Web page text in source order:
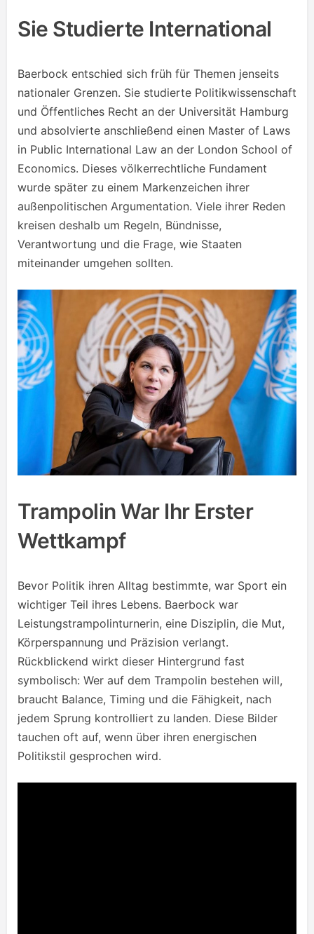
Sie Studierte International
Baerbock entschied sich früh für Themen jenseits
nationaler Grenzen. Sie studierte Politikwissenschaft
und Öffentliches Recht an der Universität Hamburg
und absolvierte anschließend einen Master of Laws
in Public International Law an der London School of
Economics. Dieses völkerrechtliche Fundament
wurde später zu einem Markenzeichen ihrer
außenpolitischen Argumentation. Viele ihrer Reden
kreisen deshalb um Regeln, Bündnisse,
Verantwortung und die Frage, wie Staaten
miteinander umgehen sollten.
Trampolin War Ihr Erster
Wettkampf
Bevor Politik ihren Alltag bestimmte, war Sport ein
wichtiger Teil ihres Lebens. Baerbock war
Leistungstrampolinturnerin, eine Disziplin, die Mut,
Körperspannung und Präzision verlangt.
Rückblickend wirkt dieser Hintergrund fast
symbolisch: Wer auf dem Trampolin bestehen will,
braucht Balance, Timing und die Fähigkeit, nach
jedem Sprung kontrolliert zu landen. Diese Bilder
tauchen oft auf, wenn über ihren energischen
Politikstil gesprochen wird.